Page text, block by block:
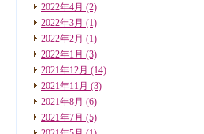
2022年4月 (2)
2022年3月 (1)
2022年2月 (1)
2022年1月 (3)
2021年12月 (14)
2021年11月 (3)
2021年8月 (6)
2021年7月 (5)